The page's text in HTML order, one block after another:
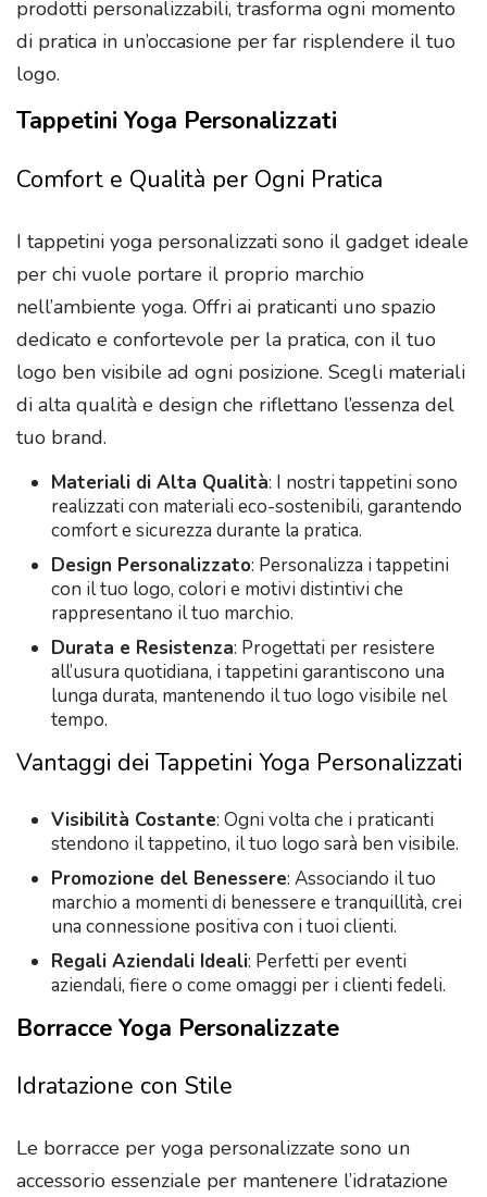
prodotti personalizzabili, trasforma ogni momento
di pratica in un’occasione per far risplendere il tuo
logo.
Tappetini Yoga Personalizzati
Comfort e Qualità per Ogni Pratica
I tappetini yoga personalizzati sono il gadget ideale
per chi vuole portare il proprio marchio
nell’ambiente yoga. Offri ai praticanti uno spazio
dedicato e confortevole per la pratica, con il tuo
logo ben visibile ad ogni posizione. Scegli materiali
di alta qualità e design che riflettano l’essenza del
tuo brand.
Materiali di Alta Qualità: I nostri tappetini sono
realizzati con materiali eco-sostenibili, garantendo
comfort e sicurezza durante la pratica.
Design Personalizzato: Personalizza i tappetini
con il tuo logo, colori e motivi distintivi che
rappresentano il tuo marchio.
Durata e Resistenza: Progettati per resistere
all’usura quotidiana, i tappetini garantiscono una
lunga durata, mantenendo il tuo logo visibile nel
tempo.
Vantaggi dei Tappetini Yoga Personalizzati
Visibilità Costante: Ogni volta che i praticanti
stendono il tappetino, il tuo logo sarà ben visibile.
Promozione del Benessere: Associando il tuo
marchio a momenti di benessere e tranquillità, crei
una connessione positiva con i tuoi clienti.
Regali Aziendali Ideali: Perfetti per eventi
aziendali, fiere o come omaggi per i clienti fedeli.
Borracce Yoga Personalizzate
Idratazione con Stile
Le borracce per yoga personalizzate sono un
accessorio essenziale per mantenere l’idratazione